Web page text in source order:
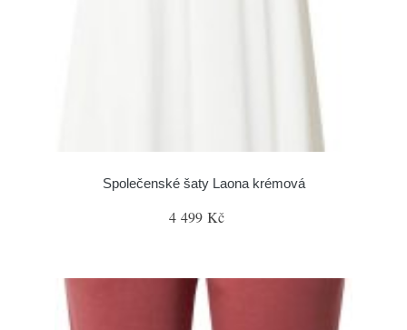
Společenské šaty Laona krémová
4 499 Kč